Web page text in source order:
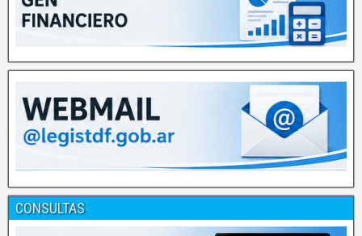
CONSULTAS